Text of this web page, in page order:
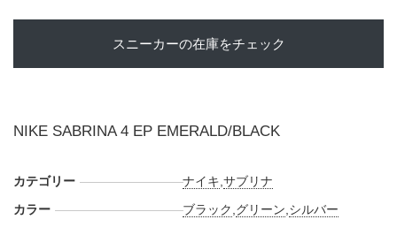
スニーカーの在庫をチェック
NIKE SABRINA 4 EP EMERALD/BLACK
カテゴリー ナイキ ,サブリナ
カラー
ブラック グリーン シルバー